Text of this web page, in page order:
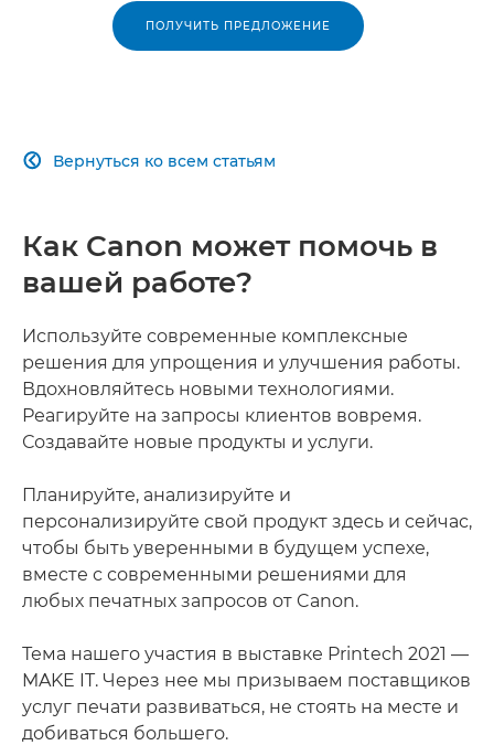
ПОЛУЧИТЬ ПРЕДЛОЖЕНИЕ
Вернуться ко всем статьям

Как Canon может помочь в
вашей работе?
Используйте современные комплексные
решения для упрощения и улучшения работы.
Вдохновляйтесь новыми технологиями.
Реагируйте на запросы клиентов вовремя.
Создавайте новые продукты и услуги.
Планируйте, анализируйте и
персонализируйте свой продукт здесь и сейчас,
чтобы быть уверенными в будущем успехе,
вместе с современными решениями для
любых печатных запросов от Canon.
Тема нашего участия в выставке Printech 2021 —
MAKE IT. Через нее мы призываем поставщиков
услуг печати развиваться, не стоять на месте и
добиваться большего.